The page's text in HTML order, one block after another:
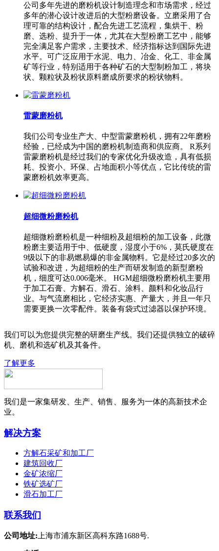
公司多年先进的磨粉机设计制造理念和市场需求，经过
多年的潜心设计改进后的大型粉磨设备。立磨采用了合
理可靠的结构设计，配合先进工艺流程，集烘干、粉
磨、选粉、提升于一体，尤其在大型粉磨工艺中，能够
完全满足客户需求，主要技术、经济指标达到国际先进
水平。可广泛应用于水泥、电力、冶金、化工、非金属
矿等行业，特别适用于各种矿石的大型制粉加工，将块
状、颗粒状及粉状原料磨成所要求的粉状物料。
雷蒙磨粉机
我们公司专业生产大、中型雷蒙磨粉机，拥有22年磨粉
经验，已经成为中国的磨粉机制造商和供应商。 R系列
雷蒙磨粉机是经过我们的专家优化升级改造，具有低损
耗、投资小、环保、占地面积小等优点，它比传统的雷
蒙磨粉机效率更高。
超细微粉磨粉机
超细微粉磨粉机是一种细粉及超细粉的加工设备，此微
粉磨主要适用于中、低硬度，湿度小于6%，莫氏硬度在
9级以下的非易燃易爆的非金属物料。它是经过20多次的
试验和改进，为超细粉的生产而研发制造的新型磨粉
机，细度可达0.006毫米。 HGM超细微粉磨粉机主要用
于加工石膏、方解石、滑石、涂料、颜料和化妆品行
业。与气流磨相比，它经济实惠、产量大，并且一年只
需要更换一次零配件。装备有袋式过滤器以保护环境。
我们可以为您提供完整的研磨生产线。我们还提供独立的破碎
机、磨机和选矿机及其备件。
了解更多
我们是一家集研发、生产、销售、服务为一体的高新技术企
业。
解决方案
方解石采矿和加工厂
建筑回收厂
金矿浓缩厂
铁矿选矿厂
滑石加工厂
联系我们
公司地址: 上海市浦东新区高科东路1688号.